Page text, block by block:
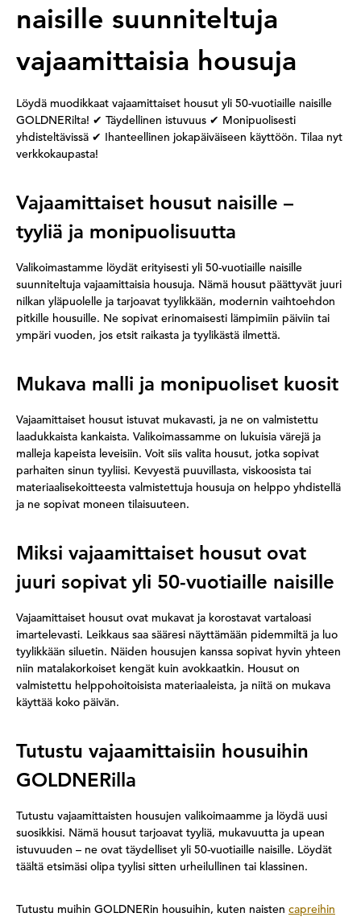
naisille suunniteltuja
vajaamittaisia housuja
Löydä muodikkaat vajaamittaiset housut yli 50-vuotiaille naisille
GOLDNERilta! ✔ Täydellinen istuvuus ✔ Monipuolisesti
yhdisteltävissä ✔ Ihanteellinen jokapäiväiseen käyttöön. Tilaa nyt
verkkokaupasta!
Vajaamittaiset housut naisille –
tyyliä ja monipuolisuutta
Valikoimastamme löydät erityisesti yli 50-vuotiaille naisille
suunniteltuja vajaamittaisia housuja. Nämä housut päättyvät juuri
nilkan yläpuolelle ja tarjoavat tyylikkään, modernin vaihtoehdon
pitkille housuille. Ne sopivat erinomaisesti lämpimiin päiviin tai
ympäri vuoden, jos etsit raikasta ja tyylikästä ilmettä.
Mukava malli ja monipuoliset kuosit
Vajaamittaiset housut istuvat mukavasti, ja ne on valmistettu
laadukkaista kankaista. Valikoimassamme on lukuisia värejä ja
malleja kapeista leveisiin. Voit siis valita housut, jotka sopivat
parhaiten sinun tyyliisi. Kevyestä puuvillasta, viskoosista tai
materiaalisekoitteesta valmistettuja housuja on helppo yhdistellä
ja ne sopivat moneen tilaisuuteen.
Miksi vajaamittaiset housut ovat
juuri sopivat yli 50-vuotiaille naisille
Vajaamittaiset housut ovat mukavat ja korostavat vartaloasi
imartelevasti. Leikkaus saa sääresi näyttämään pidemmiltä ja luo
tyylikkään siluetin. Näiden housujen kanssa sopivat hyvin yhteen
niin matalakorkoiset kengät kuin avokkaatkin. Housut on
valmistettu helppohoitoisista materiaaleista, ja niitä on mukava
käyttää koko päivän.
Tutustu vajaamittaisiin housuihin
GOLDNERilla
Tutustu vajaamittaisten housujen valikoimaamme ja löydä uusi
suosikkisi. Nämä housut tarjoavat tyyliä, mukavuutta ja upean
istuvuuden – ne ovat täydelliset yli 50-vuotiaille naisille. Löydät
täältä etsimäsi olipa tyylisi sitten urheilullinen tai klassinen.
Tutustu muihin GOLDNERin housuihin, kuten naisten capreihin